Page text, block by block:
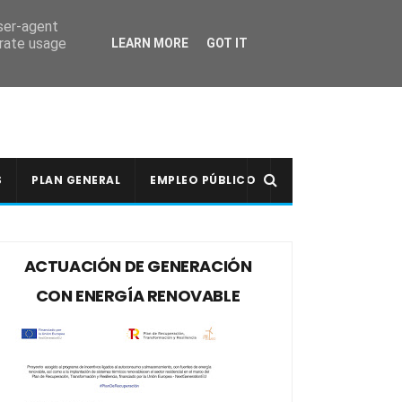
PLAN GENERAL EMPLEO PÚBLICO
ACTUACIÓN DE GENERACIÓN
CON ENERGÍA RENOVABLE
agent
usage
LEARN MORE GOT IT